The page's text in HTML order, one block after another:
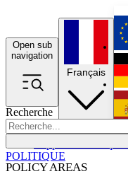
Open sub
navigation
Recherche
POLICY AREAS
Français
POLITIQUE